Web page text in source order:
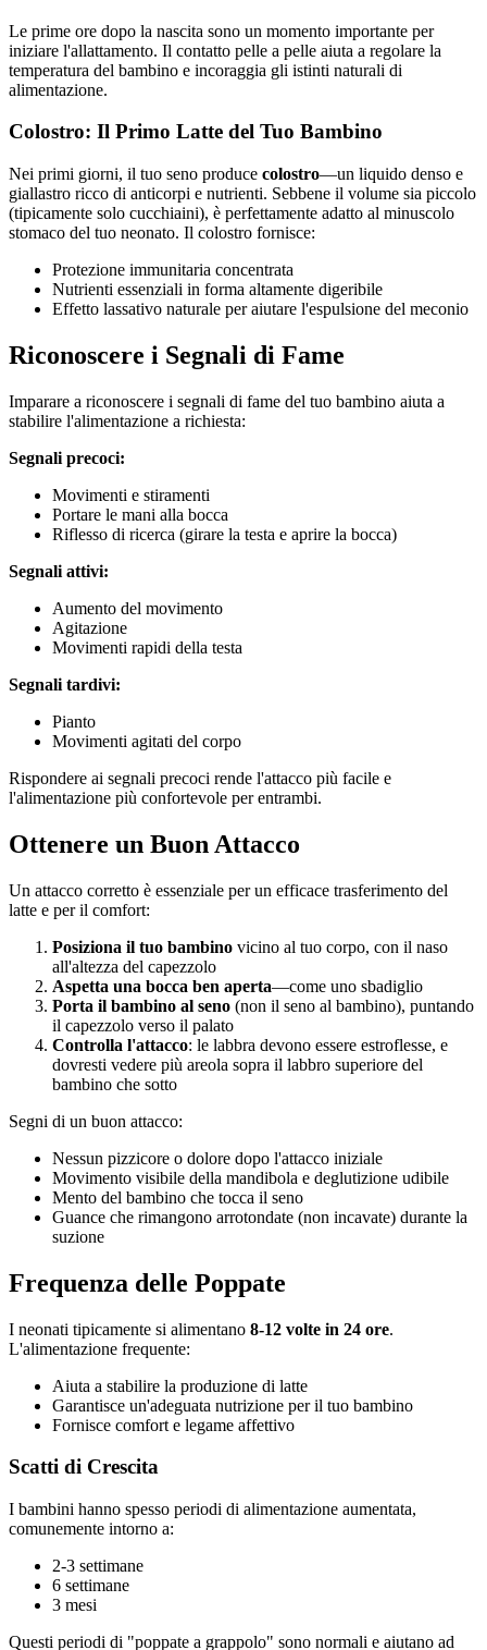
Le prime ore dopo la nascita sono un momento importante per
iniziare l'allattamento. Il contatto pelle a pelle aiuta a regolare la
temperatura del bambino e incoraggia gli istinti naturali di
alimentazione.
Colostro: Il Primo Latte del Tuo Bambino
Nei primi giorni, il tuo seno produce colostro—un liquido denso e
giallastro ricco di anticorpi e nutrienti. Sebbene il volume sia piccolo
(tipicamente solo cucchiaini), è perfettamente adatto al minuscolo
stomaco del tuo neonato. Il colostro fornisce:
Protezione immunitaria concentrata
Nutrienti essenziali in forma altamente digeribile
Effetto lassativo naturale per aiutare l'espulsione del meconio
Riconoscere i Segnali di Fame
Imparare a riconoscere i segnali di fame del tuo bambino aiuta a
stabilire l'alimentazione a richiesta:
Segnali precoci:
Movimenti e stiramenti
Portare le mani alla bocca
Riflesso di ricerca (girare la testa e aprire la bocca)
Segnali attivi:
Aumento del movimento
Agitazione
Movimenti rapidi della testa
Segnali tardivi:
Pianto
Movimenti agitati del corpo
Rispondere ai segnali precoci rende l'attacco più facile e
l'alimentazione più confortevole per entrambi.
Ottenere un Buon Attacco
Un attacco corretto è essenziale per un efficace trasferimento del
latte e per il comfort:
Posiziona il tuo bambino vicino al tuo corpo, con il naso
all'altezza del capezzolo
Aspetta una bocca ben aperta—come uno sbadiglio
Porta il bambino al seno (non il seno al bambino), puntando
il capezzolo verso il palato
Controlla l'attacco: le labbra devono essere estroflesse, e
dovresti vedere più areola sopra il labbro superiore del
bambino che sotto
Segni di un buon attacco:
Nessun pizzicore o dolore dopo l'attacco iniziale
Movimento visibile della mandibola e deglutizione udibile
Mento del bambino che tocca il seno
Guance che rimangono arrotondate (non incavate) durante la
suzione
Frequenza delle Poppate
I neonati tipicamente si alimentano 8-12 volte in 24 ore.
L'alimentazione frequente:
Aiuta a stabilire la produzione di latte
Garantisce un'adeguata nutrizione per il tuo bambino
Fornisce comfort e legame affettivo
Scatti di Crescita
I bambini hanno spesso periodi di alimentazione aumentata,
comunemente intorno a:
2-3 settimane
6 settimane
3 mesi
Questi periodi di "poppate a grappolo" sono normali e aiutano ad